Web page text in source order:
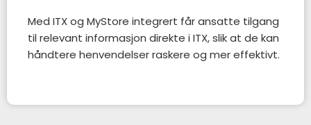
Med ITX og MyStore integrert får ansatte tilgang
til relevant informasjon direkte i ITX, slik at de kan
håndtere henvendelser raskere og mer effektivt.